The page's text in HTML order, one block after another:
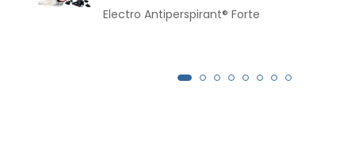
Electro Antiperspirant® Forte